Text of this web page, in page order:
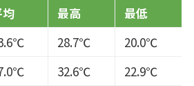
最高
最低
28.7℃
20.0℃
32.6℃
22.9℃